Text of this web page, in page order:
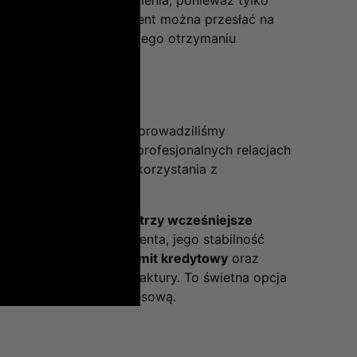
Taki dokument można przesłać na
kontaktowego. Po jego otrzymaniu
płatności, wprowadziliśmy
znany i stosowany w profesjonalnych relacjach
– bez konieczności korzystania z
co najmniej trzy wcześniejsze
historię klienta, jego stabilność
indywidualny limit kredytowy oraz
wystawienia faktury. To świetna opcja
swobodę finansową.